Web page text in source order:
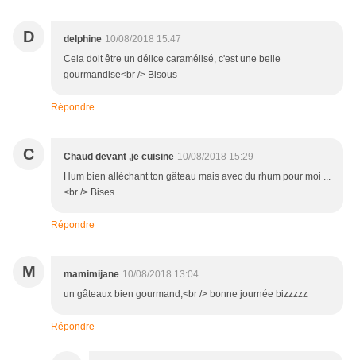
D delphine 10/08/2018 15:47
Cela doit être un délice caramélisé, c'est une belle
gourmandise<br /> Bisous
Répondre
C Chaud devant ,je cuisine 10/08/2018 15:29
Hum bien alléchant ton gâteau mais avec du rhum pour moi ...
<br /> Bises
Répondre
M mamimijane 10/08/2018 13:04
un gâteaux bien gourmand,<br /> bonne journée bizzzzz
Répondre